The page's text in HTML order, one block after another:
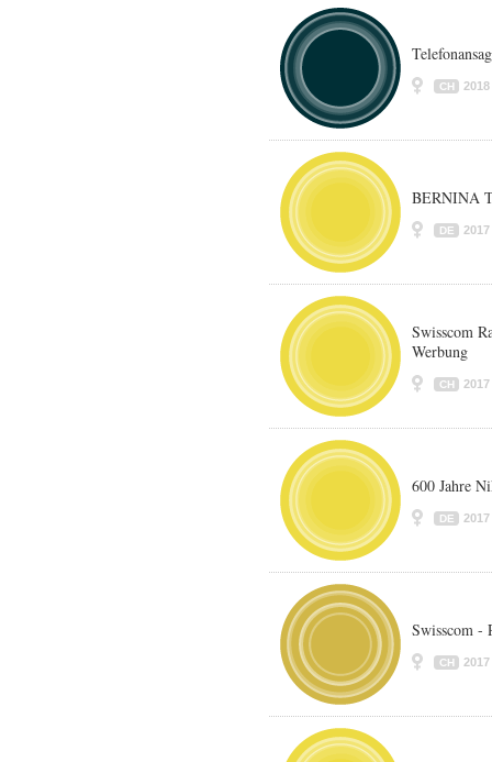
CH 2018
BERNINA
DE 2017
Swisscom
Werbung
CH 2017
600 Jahre
DE 2017
Swisscom -
CH 2017